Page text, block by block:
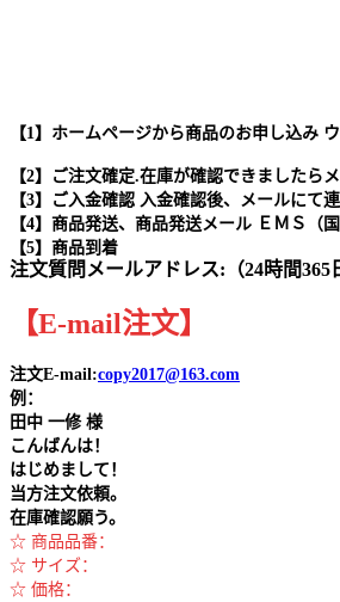
【1】ホームページから商品のお申し込み
【2】ご注文確定.在庫が確認できましたら
【3】ご入金確認 入金確認後、メールにて
【4】商品発送、商品発送メール ＥＭＳ（
【5】商品到着
注文質問メールアドレス:（24時間365
【E-mail注文】
注文E-mail:copy2017@163.com
例：
田中 一修 様
こんばんは！
はじめまして！
当方注文依頼。
在庫確認願う。
☆ 商品品番：
☆ サイズ：
☆ 価格：